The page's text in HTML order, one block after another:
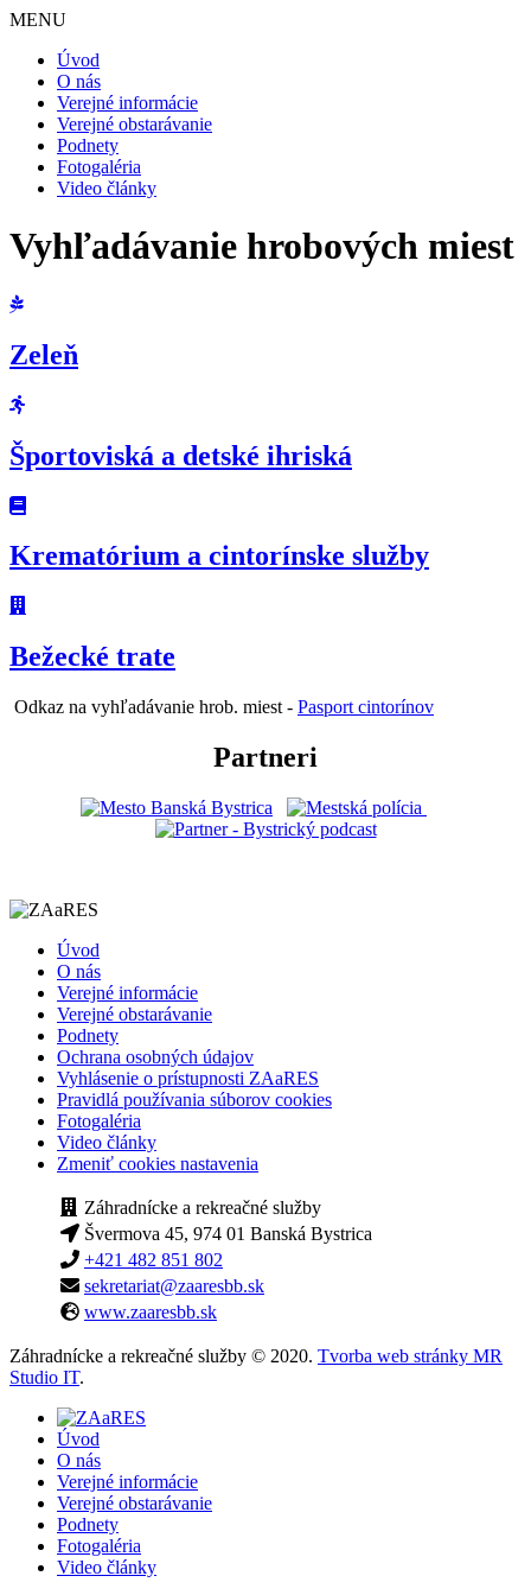
MENU
Úvod
O nás
Verejné informácie
Verejné obstarávanie
Podnety
Fotogaléria
Video články
Vyhľadávanie hrobových miest
Zeleň
Športoviská a detské ihriská
Krematórium a cintorínske služby
Bežecké trate
Odkaz na vyhľadávanie hrob. miest - Pasport cintorínov
Partneri
Úvod
O nás
Verejné informácie
Verejné obstarávanie
Podnety
Ochrana osobných údajov
Vyhlásenie o prístupnosti ZAaRES
Pravidlá používania súborov cookies
Fotogaléria
Video články
Zmeniť cookies nastavenia
Záhradnícke a rekreačné služby
Švermova 45, 974 01 Banská Bystrica
+421 482 851 802
sekretariat@zaaresbb.sk
www.zaaresbb.sk
Záhradnícke a rekreačné služby © 2020. Tvorba web stránky MR
Studio IT.
Úvod
O nás
Verejné informácie
Verejné obstarávanie
Podnety
Fotogaléria
Video články